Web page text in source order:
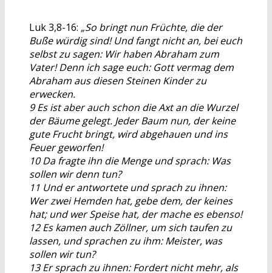
Luk 3,8-16: „So bringt nun Früchte, die der
Buße würdig sind! Und fangt nicht an, bei euch
selbst zu sagen: Wir haben Abraham zum
Vater! Denn ich sage euch: Gott vermag dem
Abraham aus diesen Steinen Kinder zu
erwecken.
9 Es ist aber auch schon die Axt an die Wurzel
der Bäume gelegt. Jeder Baum nun, der keine
gute Frucht bringt, wird abgehauen und ins
Feuer geworfen!
10 Da fragte ihn die Menge und sprach: Was
sollen wir denn tun?
11 Und er antwortete und sprach zu ihnen:
Wer zwei Hemden hat, gebe dem, der keines
hat; und wer Speise hat, der mache es ebenso!
12 Es kamen auch Zöllner, um sich taufen zu
lassen, und sprachen zu ihm: Meister, was
sollen wir tun?
13 Er sprach zu ihnen: Fordert nicht mehr, als